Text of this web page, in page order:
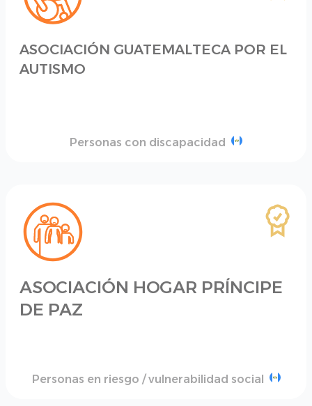
ASOCIACIÓN GUATEMALTECA POR EL
AUTISMO
Personas con discapacidad
ASOCIACIÓN HOGAR PRÍNCIPE
DE PAZ
Personas en riesgo / vulnerabilidad social